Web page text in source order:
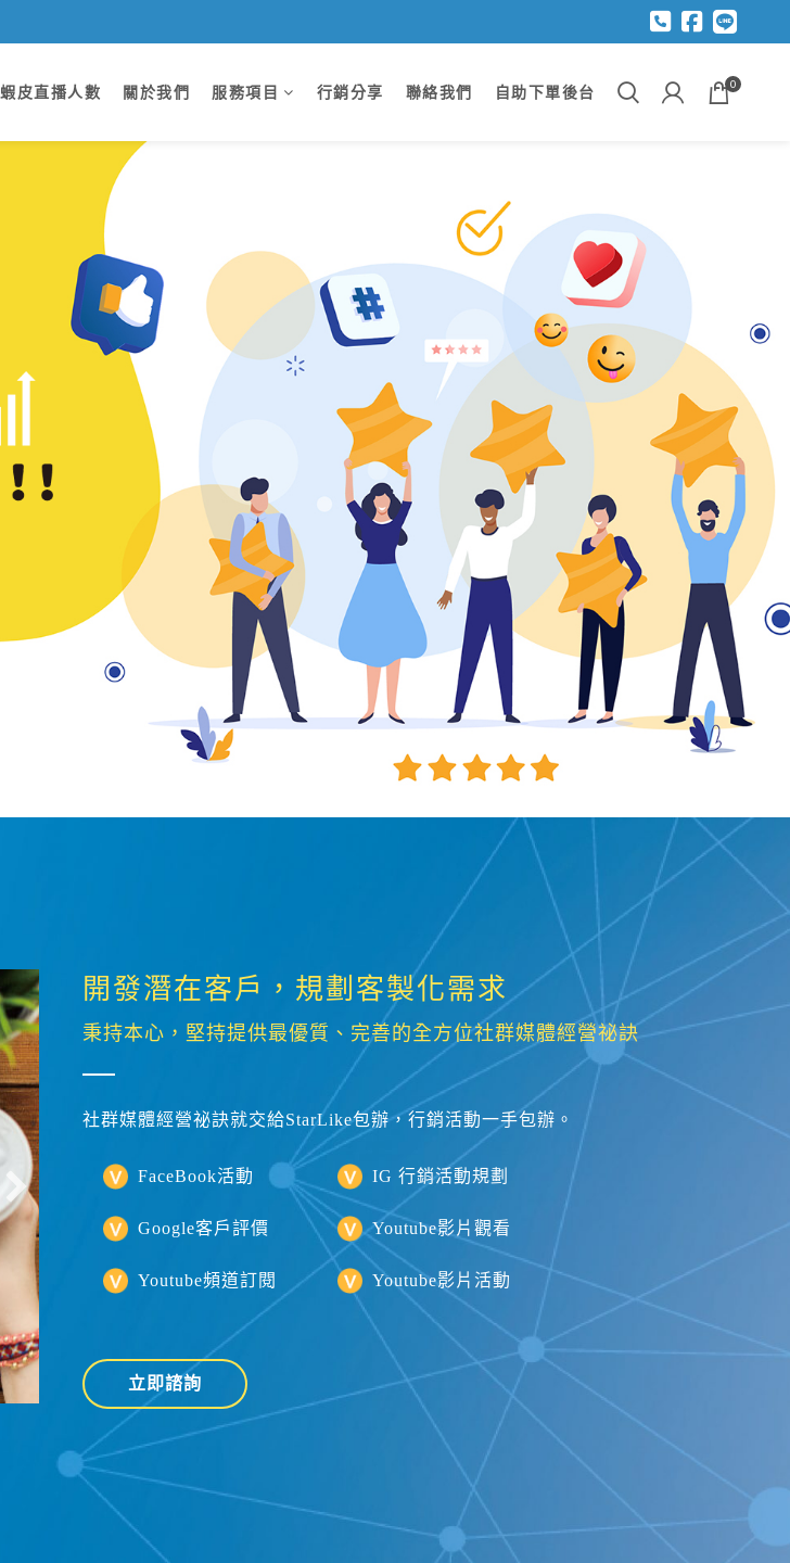
蝦皮直播人數 關於我們 服務項目 行銷分享 聯絡我們 自助下單後台 0
開發潛在客戶，規劃客製化需求
秉持本心，堅持提供最優質、完善的全方位社群媒體經營祕訣
社群媒體經營祕訣就交給StarLike包辦，行銷活動一手包辦。
FaceBook活動 IG 行銷活動規劃
Google客戶評價 Youtube影片觀看
Youtube頻道訂閱 Youtube影片活動
立即諮詢